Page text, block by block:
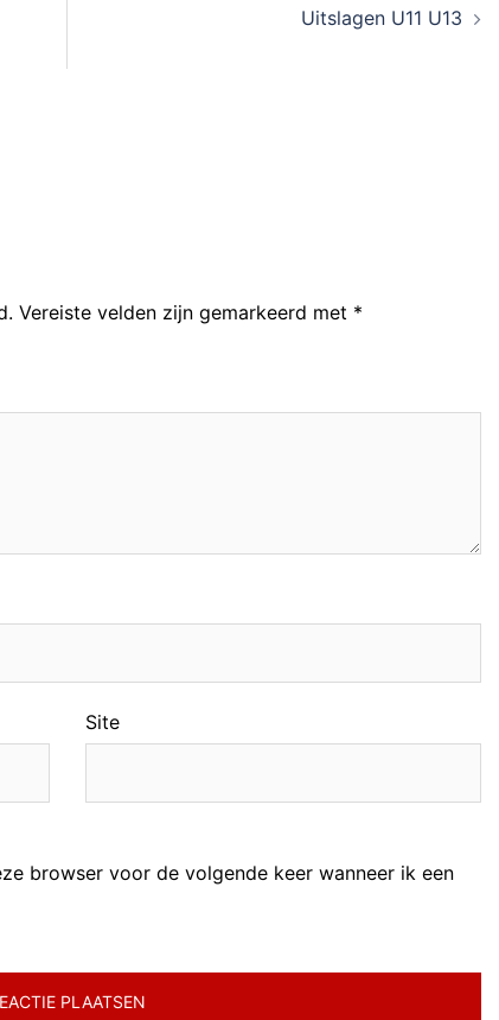
Uitslagen U11 U13
Vereiste velden zijn gemarkeerd met *
Site
browser voor de volgende keer wanneer ik een